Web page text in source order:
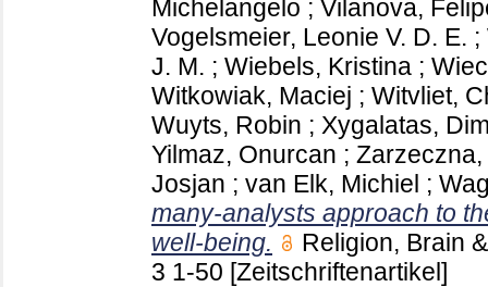
Michelangelo ; Vilanova,
Vogelsmeier, Leonie V. D. E. ;
J. M. ; Wiebels, Kristina ;
Witkowiak, Maciej ; Witvliet,
Wuyts, Robin ; Xygalatas,
Yilmaz, Onurcan ;
Josjan ; van Elk, Michiel ;
many-analysts approach to
well-being.
Religion, Brain
3 1-50 [Zeitschriftenartikel]